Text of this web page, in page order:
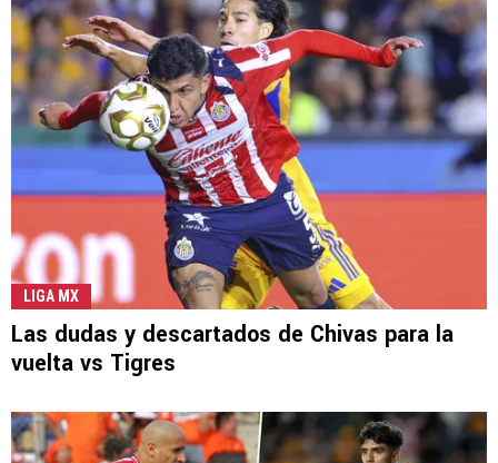
LIGA MX
Las dudas y descartados de Chivas para la
vuelta vs Tigres